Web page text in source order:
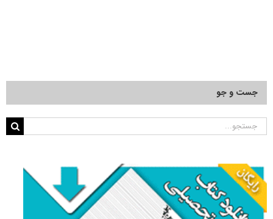
جست و جو
جستجو